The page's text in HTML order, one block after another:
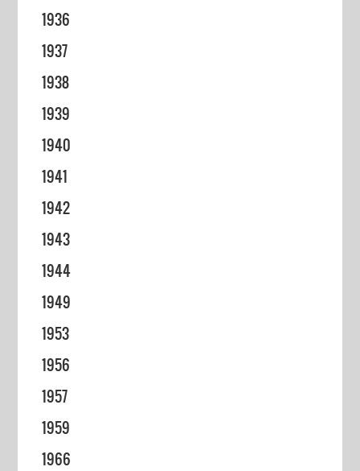
1936
1937
1938
1939
1940
1941
1942
1943
1944
1949
1953
1956
1957
1959
1966